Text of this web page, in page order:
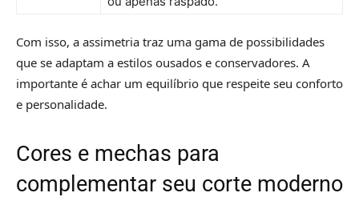
Com isso, a assimetria traz uma gama de possibilidades
que se adaptam a estilos ousados e conservadores. A
importante é achar um equilíbrio que respeite seu conforto
e personalidade.
Cores e mechas para
complementar seu corte moderno